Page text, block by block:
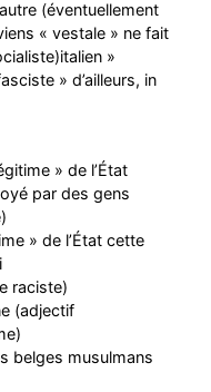
(éventuellement
« vestale » ne fait
»
» d’ailleurs, in
» de l’État
par des gens
» de l’État cette
raciste)
(adjectif
belges musulmans